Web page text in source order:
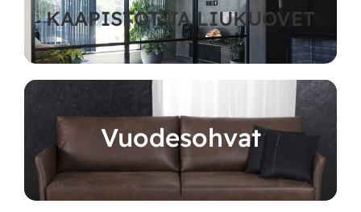
KAAPISTOT JA LIUKUOVET
Vuodesohvat